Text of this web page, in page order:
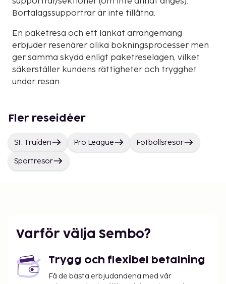
Bortalagssupportrar är inte tillåtna.
En paketresa och ett länkat arrangemang
erbjuder resenärer olika bokningsprocesser men
ger samma skydd enligt paketreselagen, vilket
säkerställer kundens rättigheter och trygghet
under resan.
Fler reseidéer
St. Truiden Pro League Fotbollsresor
Sportresor
Varför välja Sembo?
Trygg och flexibel betalning
Få de bästa erbjudandena med vår